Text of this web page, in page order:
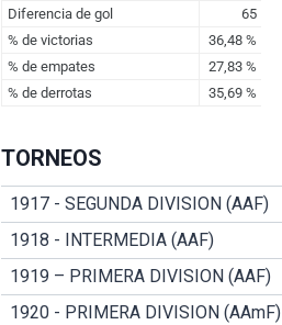
TORNEOS
1917 - SEGUNDA DIVISION (AAF)
1918 - INTERMEDIA (AAF)
1919 – PRIMERA DIVISION (AAF)
1920 - PRIMERA DIVISION (AAmF)